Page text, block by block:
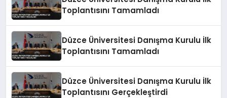
Toplantısını Tamamladı
Düzce Üniversitesi Danışma Kurulu İlk
Toplantısını Tamamladı
Düzce Üniversitesi Danışma Kurulu İlk
Toplantısını Gerçekleştirdi